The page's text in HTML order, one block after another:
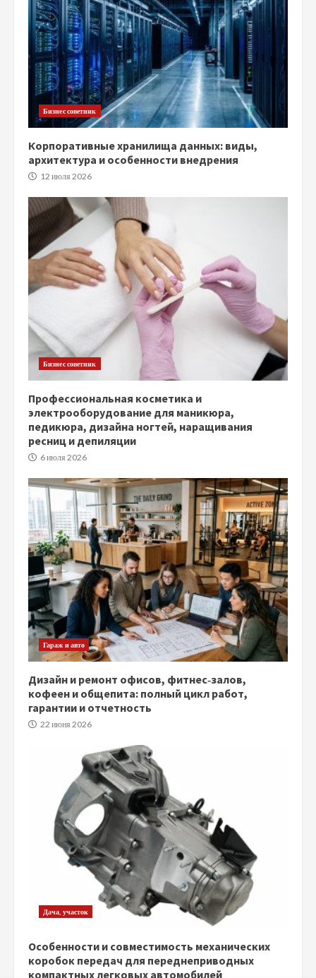
Бизнес советник
Корпоративные хранилища данных: виды,
архитектура и особенности внедрения
12 июля 2026
Бизнес советник
Профессиональная косметика и
электрооборудование для маникюра,
педикюра, дизайна ногтей, наращивания
ресниц и депиляции
6 июля 2026
Гараж и авто
Дизайн и ремонт офисов, фитнес‑залов,
кофеен и общепита: полный цикл работ,
гарантии и отчетность
22 июня 2026
Дача, участок
Особенности и совместимость механических
коробок передач для переднеприводных
компактных легковых автомобилей